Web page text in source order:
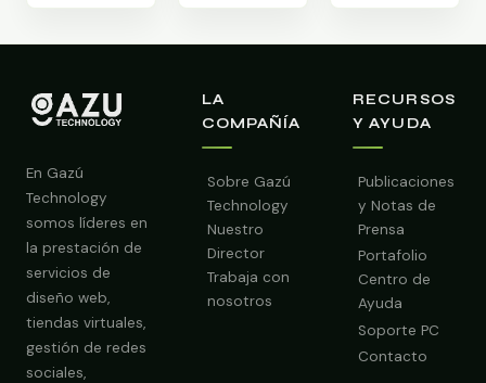
En Gazú
Technology
somos líderes en
la prestación de
servicios de
diseño web,
tiendas virtuales,
gestión de redes
sociales,
LA
COMPAÑÍA
Sobre Gazú
Technology
Nuestro
Director
Trabaja con
nosotros
RECURSOS
Y AYUDA
Publicaciones
y Notas de
Prensa
Portafolio
Centro de
Ayuda
Soporte PC
Contacto